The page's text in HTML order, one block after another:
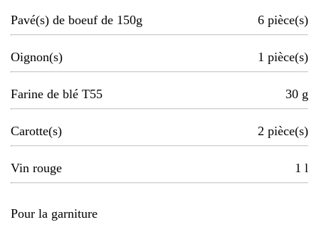
Pavé(s) de boeuf de 150g 6 pièce(s)
Oignon(s) 1 pièce(s)
Farine de blé T55 30 g
Carotte(s) 2 pièce(s)
Vin rouge 1 l
Pour la garniture